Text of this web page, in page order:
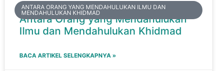
ANTARA ORANG YANG MENDAHULUKAN ILMU DAN
MENDAHULUKAN KHIDMAD
Antara Orang yang Mendahulukan
Ilmu dan Mendahulukan Khidmad
BACA ARTIKEL SELENGKAPNYA »